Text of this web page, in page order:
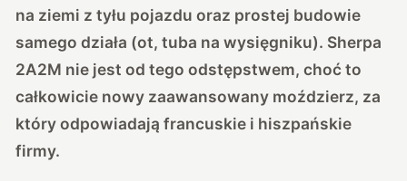
na ziemi z tyłu pojazdu oraz prostej budowie
samego działa (ot, tuba na wysięgniku). Sherpa
2A2M nie jest od tego odstępstwem, choć to
całkowicie nowy zaawansowany moździerz, za
który odpowiadają francuskie i hiszpańskie
firmy.